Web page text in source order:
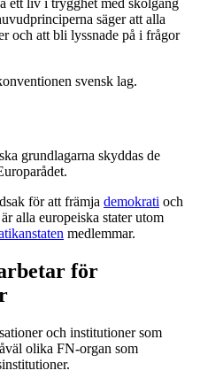
säger att alla
och att bli lyssnade på i frågor
svensk lag.
grundlagarna skyddas de
för att främja demokrati och
alla europeiska stater utom
medlemmar.
för
och institutioner som
olika FN-organ som